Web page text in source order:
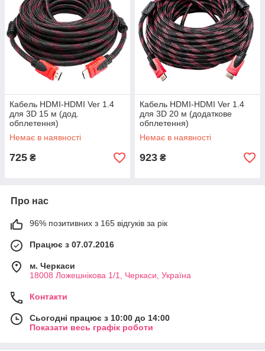
Кабель HDMI-HDMI Ver 1.4
для 3D 15 м (дод.
обплетення)
Немає в наявності
725 ₴
Кабель HDMI-HDMI Ver 1.4
для 3D 20 м (додаткове
обплетення)
Немає в наявності
923 ₴
Про нас
96% позитивних з 165 відгуків за рік
Працює з 07.07.2016
м. Черкаси
18008 Ложешнікова 1/1, Черкаси, Україна
Контакти
Сьогодні працює з 10:00 до 14:00
Показати весь графік роботи